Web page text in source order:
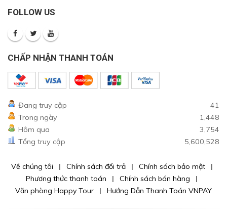
FOLLOW US
CHẤP NHẬN THANH TOÁN
Đang truy cập
41
Trong ngày
1,448
Hôm qua
3,754
Tổng truy cập
5,600,528
Về chúng tôi Chính sách đổi trả
Chính sách bảo mật
Phương thức thanh toán
Chính sách bán hàng
Văn phòng Happy Tour
Hướng Dẫn Thanh Toán VNPAY